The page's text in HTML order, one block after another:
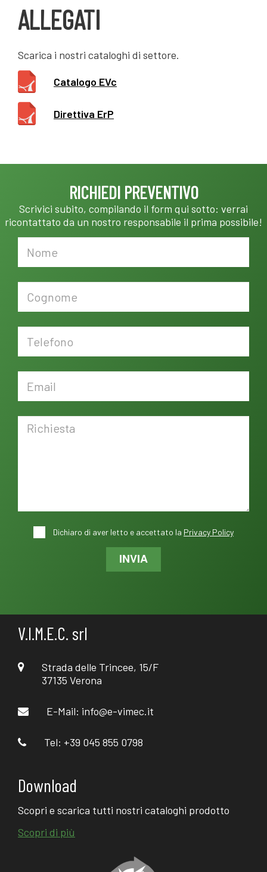
ALLEGATI
Scarica i nostri cataloghi di settore.
Catalogo EVc
Direttiva ErP
RICHIEDI PREVENTIVO
Scrivici subito, compilando il form qui sotto: verrai
ricontattato da un nostro responsabile il prima possibile!
Dichiaro di aver letto e accettato la Privacy Policy
INVIA
V.I.M.E.C. srl
Strada delle Trincee, 15/F
37135 Verona
E-Mail: info@e-vimec.it
Tel: +39 045 855 0798
Download
Scopri e scarica tutti nostri cataloghi prodotto
Scopri di più